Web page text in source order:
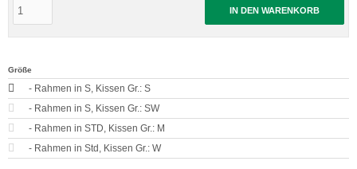
IN DEN WARENKORB
Größe
- Rahmen in S, Kissen Gr.: S
- Rahmen in S, Kissen Gr.: SW
- Rahmen in STD, Kissen Gr.: M
- Rahmen in Std, Kissen Gr.: W